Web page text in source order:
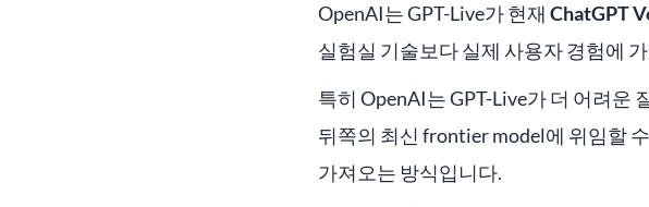
OpenAI는 GPT-Live가 현재 ChatGPT
실험실 기술보다 실제 사용자 경험에
특히 OpenAI는 GPT-Live가 더 어려운
뒤쪽의 최신 frontier model에 위임할
가져오는 방식입니다.